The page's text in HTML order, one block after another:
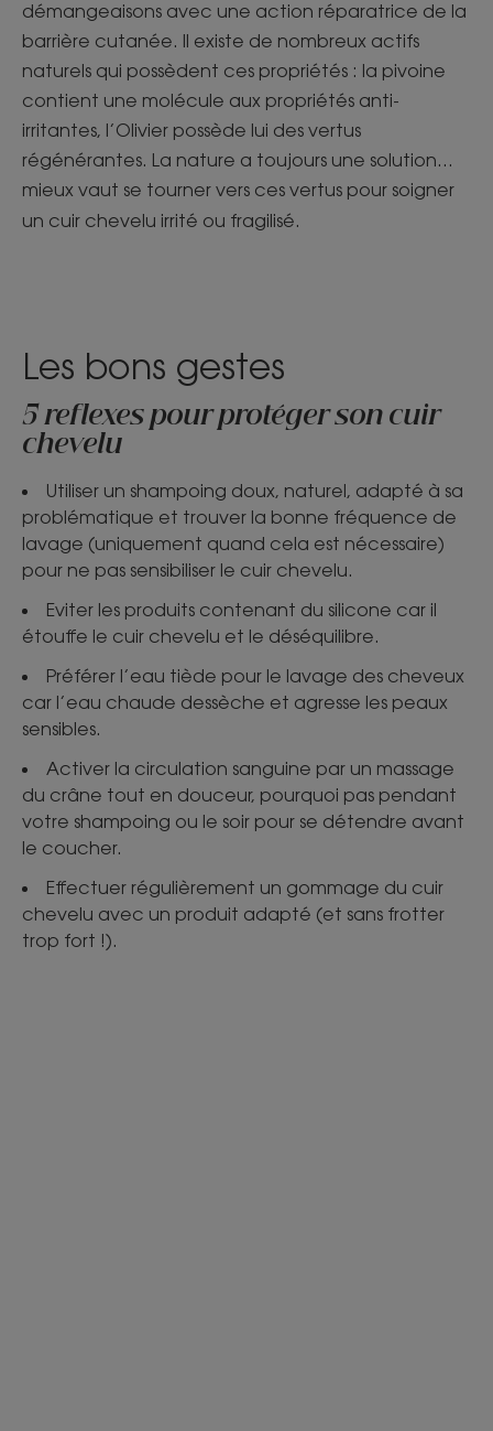
démangeaisons avec une action réparatrice de la
barrière cutanée. Il existe de nombreux actifs
naturels qui possèdent ces propriétés : la pivoine
contient une molécule aux propriétés anti-
irritantes, l’Olivier possède lui des vertus
régénérantes. La nature a toujours une solution…
mieux vaut se tourner vers ces vertus pour soigner
un cuir chevelu irrité ou fragilisé.
Les bons gestes
5 reflexes pour protéger son cuir
chevelu
Utiliser un shampoing doux, naturel, adapté à sa
problématique et trouver la bonne fréquence de
lavage (uniquement quand cela est nécessaire)
pour ne pas sensibiliser le cuir chevelu.
Eviter les produits contenant du silicone car il
étouffe le cuir chevelu et le déséquilibre.
Préférer l’eau tiède pour le lavage des cheveux
car l’eau chaude dessèche et agresse les peaux
sensibles.
Activer la circulation sanguine par un massage
du crâne tout en douceur, pourquoi pas pendant
votre shampoing ou le soir pour se détendre avant
le coucher.
Effectuer régulièrement un gommage du cuir
chevelu avec un produit adapté (et sans frotter
trop fort !).